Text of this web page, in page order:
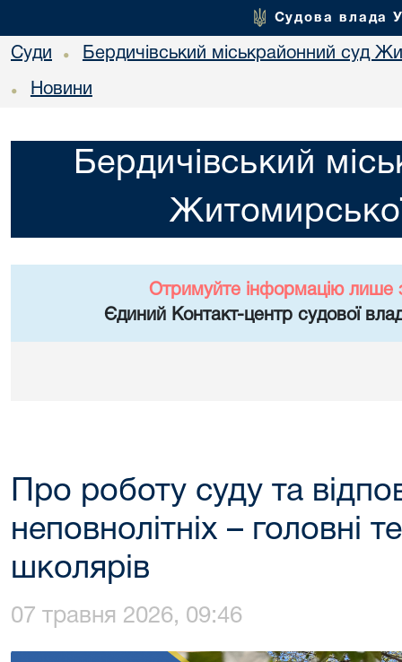
Судова влада
Суди • Бердичівський міськрайонний суд
• Новини
Бердичівський
Отримуйте інформацію лише
Єдиний Контакт-центр судової
Про роботу суду та
неповнолітніх – головні
школярів
07 травня 2026, 09:46